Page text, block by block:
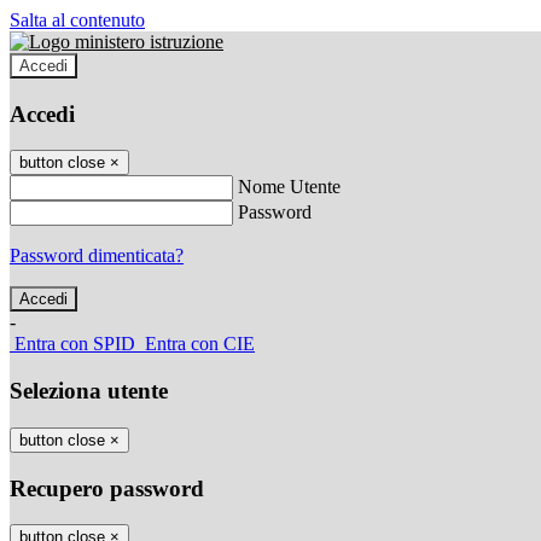
Salta al contenuto
Accedi
Accedi
button close ×
Nome Utente
Password
Password dimenticata?
-
Entra con SPID Entra con CIE
Seleziona utente
button close ×
Recupero password
button close ×